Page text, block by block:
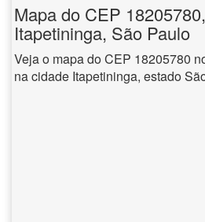
Mapa do CEP
Itapetininga, São Paulo
Veja o mapa do CEP 18205780
na cidade Itapetininga, estado